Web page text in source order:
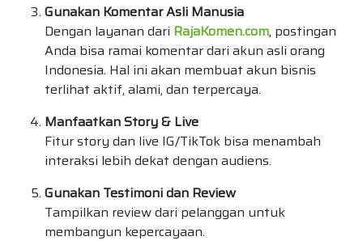
Gunakan Komentar Asli Manusia
Dengan layanan dari RajaKomen.com, postingan
Anda bisa ramai komentar dari akun asli orang
Indonesia. Hal ini akan membuat akun bisnis
terlihat aktif, alami, dan terpercaya.
Manfaatkan Story & Live
Fitur story dan live IG/TikTok bisa menambah
interaksi lebih dekat dengan audiens.
Gunakan Testimoni dan Review
Tampilkan review dari pelanggan untuk
membangun kepercayaan.